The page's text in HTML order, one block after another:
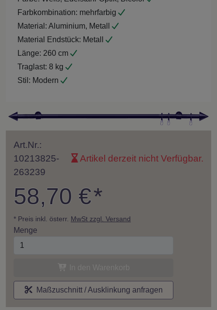
Farbkombination: mehrfarbig
Material: Aluminium, Metall
Material Endstück: Metall
Länge: 260 cm
Traglast: 8 kg
Stil: Modern
Art.Nr.:
10213825-
263239
Artikel derzeit nicht Verfügbar.
58,70 €*
* Preis inkl. österr. MwSt zzgl. Versand
Menge
Maßzuschnitt / Ausklinkung anfragen